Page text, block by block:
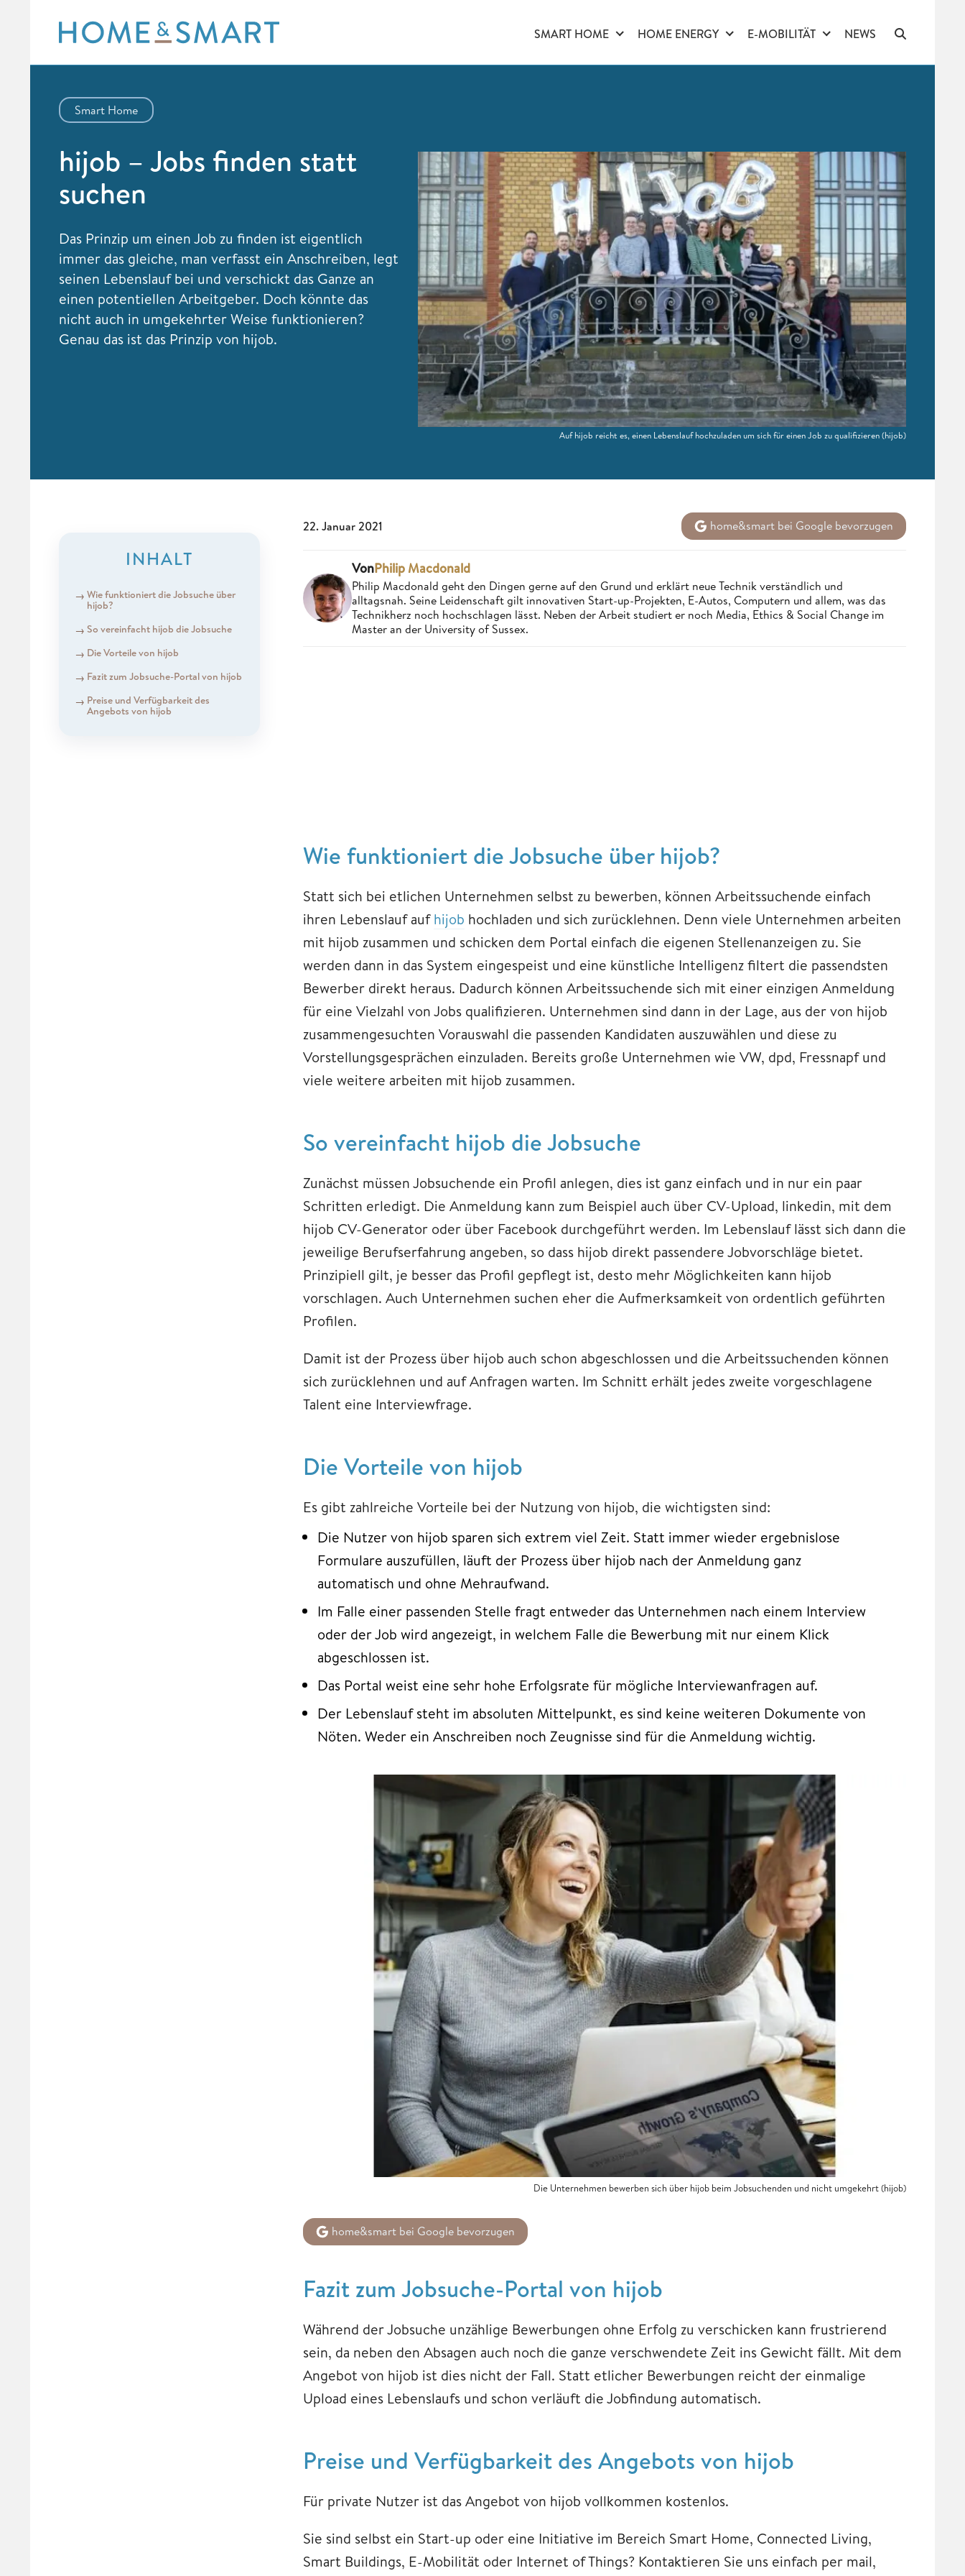
content
SMART HOME HOME ENERGY E-MOBILITÄT NEWS
Smart Home
hijob – Jobs finden statt
suchen
Das Prinzip um einen Job zu finden ist eigentlich
immer das gleiche, man verfasst ein Anschreiben, legt
seinen Lebenslauf bei und verschickt das Ganze an
einen potentiellen Arbeitgeber. Doch könnte das
nicht auch in umgekehrter Weise funktionieren?
Genau das ist das Prinzip von hijob.
Auf hijob reicht es, einen Lebenslauf hochzuladen um sich für einen Job zu qualifizieren(hijob)
INHALT
Wie funktioniert die Jobsuche über
hijob?
So vereinfacht hijob die Jobsuche
Die Vorteile ​​​​​​​von hijob
​​​​​​​Fazit ​​​​​​​zum Jobsuche-Portal von hijob
Preise und Verfügbarkeit des
Angebots von hijob
22. Januar 2021 home&smart bei Google bevorzugen
VonPhilip Macdonald
Philip Macdonald geht den Dingen gerne auf den Grund und erklärt neue Technik verständlich und
alltagsnah. Seine Leidenschaft gilt innovativen Start-up-Projekten, E-Autos, Computern und allem, was das
Technikherz noch hochschlagen lässt. Neben der Arbeit studiert er noch Media, Ethics & Social Change im
Master an der University of Sussex.
Wie funktioniert die Jobsuche über hijob?
Statt sich bei etlichen Unternehmen selbst zu bewerben, können Arbeitssuchende einfach
ihren Lebenslauf aufhijob hochladen und sich zurücklehnen. Denn viele Unternehmen arbeiten
mit hijob zusammen und schicken dem Portal einfach die eigenen Stellenanzeigen zu. Sie
werden dann in das System eingespeist und eine künstliche Intelligenz filtert die passendsten
Bewerber direkt heraus. Dadurch können Arbeitssuchende sich mit einer einzigen Anmeldung
für eine Vielzahl von Jobs qualifizieren. Unternehmen sind dann in der Lage, aus der von hijob
zusammengesuchten Vorauswahl die passenden Kandidaten auszuwählen und diese zu
Vorstellungsgesprächen einzuladen. Bereits große Unternehmen wie VW, dpd, Fressnapf und
viele weitere arbeiten mit hijob zusammen.
So vereinfacht hijob die Jobsuche
Zunächst müssen Jobsuchende ein Profil anlegen, dies ist ganz einfach und in nur ein paar
Schritten erledigt. Die Anmeldung kann zum Beispiel auch über CV-Upload, linkedin, mit dem
hijob CV-Generator oder über Facebook durchgeführt werden. Im Lebenslauf lässt sich dann die
jeweilige Berufserfahrung angeben, so dass hijob direkt passendere Jobvorschläge bietet.
Prinzipiell gilt, je besser das Profil gepflegt ist, desto mehr Möglichkeiten kann hijob
vorschlagen. Auch Unternehmen suchen eher die Aufmerksamkeit von ordentlich geführten
Profilen.
Damit ist der Prozess über hijob auch schon abgeschlossen und die Arbeitssuchenden können
sich zurücklehnen und auf Anfragen warten. Im Schnitt erhält jedes zweite vorgeschlagene
Talent eine Interviewfrage.
Die Vorteile ​​​​​​​von hijob
Es gibt zahlreiche Vorteile bei der Nutzung von hijob, die wichtigsten sind:
Die Nutzer von hijob sparen sich extrem viel Zeit. Statt immer wieder ergebnislose
Formulare auszufüllen, läuft der Prozess über hijob nach der Anmeldung ganz
automatisch und ohne Mehraufwand.
Im Falle einer passenden Stelle fragt entweder das Unternehmen nach einem Interview
oder der Job wird angezeigt, in welchem Falle die Bewerbung mit nur einem Klick
abgeschlossen ist.
Das Portal weist eine sehr hohe Erfolgsrate für mögliche Interviewanfragen auf.
Der Lebenslauf steht im absoluten Mittelpunkt, es sind keine weiteren Dokumente von
Nöten. Weder ein Anschreiben noch Zeugnisse sind für die Anmeldung wichtig.
Die Unternehmen bewerben sich über hijob beim Jobsuchenden und nicht umgekehrt (hijob)
home&smart bei Google bevorzugen
​​​​​​​Fazit ​​​​​​​zum Jobsuche-Portal von hijob
Während der Jobsuche unzählige Bewerbungen ohne Erfolg zu verschicken kann frustrierend
sein, da neben den Absagen auch noch die ganze verschwendete Zeit ins Gewicht fällt. Mit dem
Angebot von hijob ist dies nicht der Fall. Statt etlicher Bewerbungen reicht der einmalige
Upload eines Lebenslaufs und schon verläuft die Jobfindung automatisch.
Preise und Verfügbarkeit des Angebots von hijob
Für private Nutzer ist das Angebot von hijob vollkommen kostenlos.
Sie sind selbst ein Start-up oder eine Initiative im Bereich Smart Home, Connected Living,
Smart Buildings, E-Mobilität oder Internet of Things? Kontaktieren Sie uns einfach per mail,